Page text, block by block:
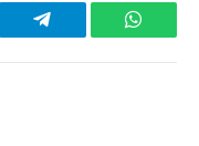
Telegram